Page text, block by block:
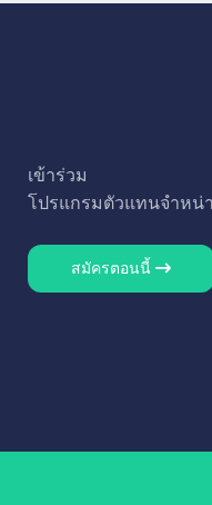
เข้าร่วม
โปรแกรมตัวแทนจำหน่
สมัครตอนนี้